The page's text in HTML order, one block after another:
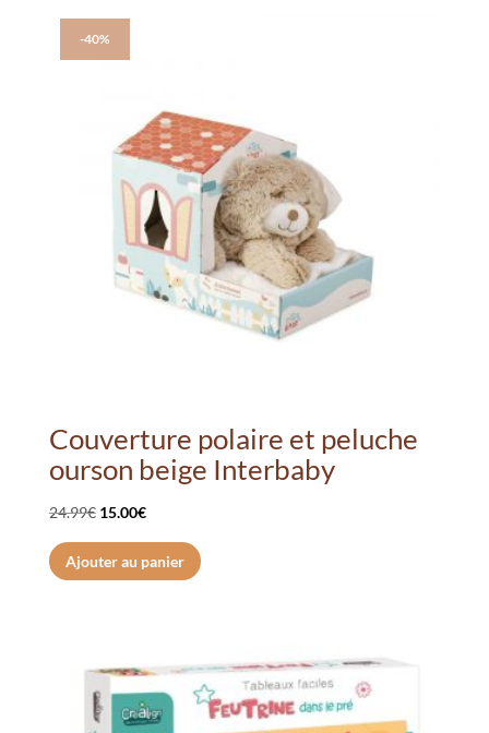
-40%
Couverture polaire et peluche
ourson beige Interbaby
24.99€ Le
prix
initial
15.00€Le
prix
actuel
Ajouter au panier